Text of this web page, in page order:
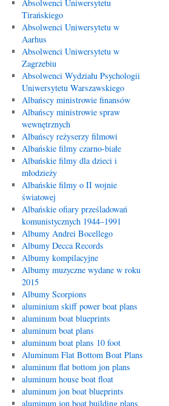
Absolwenci Uniwersytetu
Tirańskiego
Absolwenci Uniwersytetu w
Aarhus
Absolwenci Uniwersytetu w
Zagrzebiu
Absolwenci Wydziału Psychologii
Uniwersytetu Warszawskiego
Albańscy ministrowie finansów
Albańscy ministrowie spraw
wewnętrznych
Albańscy reżyserzy filmowi
Albańskie filmy czarno-białe
Albańskie filmy dla dzieci i
młodzieży
Albańskie filmy o II wojnie
światowej
Albańskie ofiary prześladowań
komunistycznych 1944–1991
Albumy Andrei Bocellego
Albumy Decca Records
Albumy kompilacyjne
Albumy muzyczne wydane w roku
2015
Albumy Scorpions
aluminium skiff power boat plans
aluminum boat blueprints
aluminum boat plans
aluminum boat plans 10 foot
Aluminum Flat Bottom Boat Plans
aluminum flat bottom jon plans
aluminum house boat float
aluminum jon boat blueprints
aluminum jon boat building plans